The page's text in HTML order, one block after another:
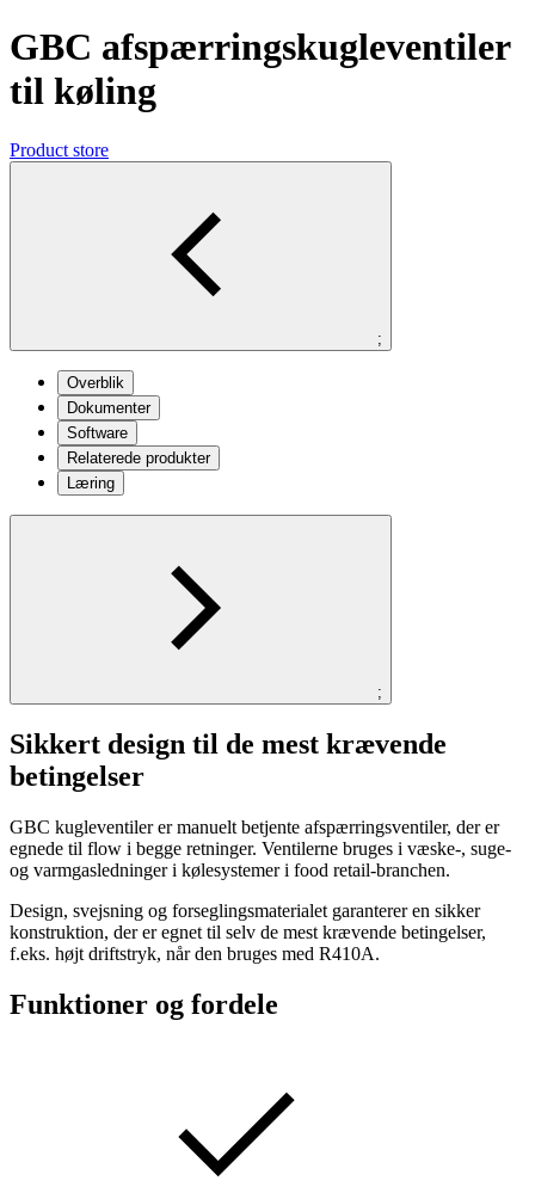
GBC afspærringskugleventiler
til køling
Product store
;
Overblik
Dokumenter
Software
Relaterede produkter
Læring
;
Sikkert design til de mest krævende
betingelser
GBC kugleventiler er manuelt betjente afspærringsventiler, der er
egnede til flow i begge retninger. Ventilerne bruges i væske-, suge-
og varmgasledninger i kølesystemer i food retail-branchen.
Design, svejsning og forseglingsmaterialet garanterer en sikker
konstruktion, der er egnet til selv de mest krævende betingelser,
f.eks. højt driftstryk, når den bruges med R410A.
Funktioner og fordele